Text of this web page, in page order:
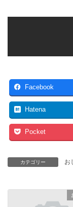
Facebook
Hatena
Pocket
カテゴリー お